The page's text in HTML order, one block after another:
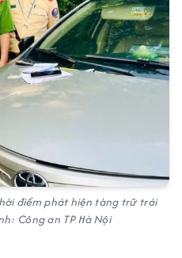
điểm phát hiện tàng trữ trái
Công an TP Hà Nội